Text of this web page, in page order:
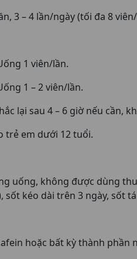
3 – 4 lần/ngày (tối đa 8
1 viên/lần.
1 – 2 viên/lần.
lại sau 4 – 6 giờ nếu cần,
trẻ em dưới 12 tuổi.
uống, không được dùng
sốt kéo dài trên 3 ngày, sốt
hoặc bất kỳ thành phần